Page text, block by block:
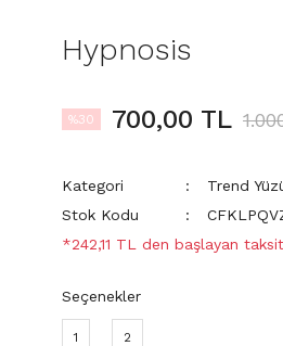
Hypnosis
%30 700,00 TL
Kategori
Trend
Stok Kodu
*242,11 TL den başlayan
Seçenekler
1 2